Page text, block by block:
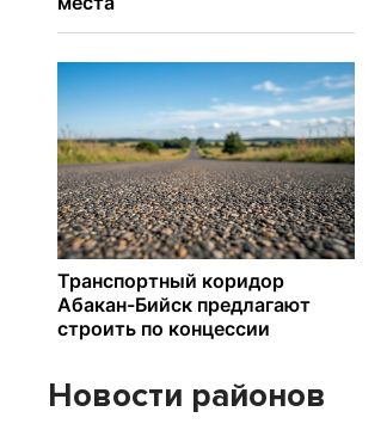
Новости районов